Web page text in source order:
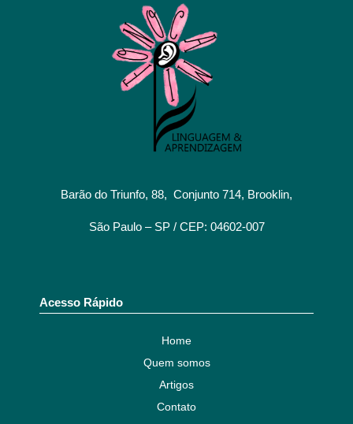
Barão do Triunfo, 88, Conjunto 714, Brooklin,
São Paulo – SP / CEP: 04602-007
Acesso Rápido
Home
Quem somos
Artigos
Contato